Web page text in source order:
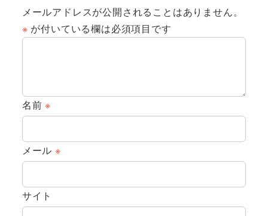
メールアドレスが公開されることはありません。
※ が付いている欄は必須項目です
名前※
メール ※
サイト